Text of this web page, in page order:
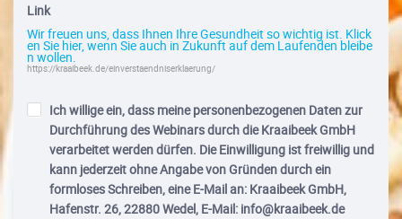
Link
Wir freuen uns, dass Ihnen Ihre Gesundheit so wichtig ist. Klick
en Sie hier, wenn Sie auch in Zukunft auf dem Laufenden bleibe
n wollen.
https://kraaibeek.de/einverstaendniserklaerung/
Ich willige ein, dass meine personenbezogenen Daten zur
Durchführung des Webinars durch die Kraaibeek GmbH
verarbeitet werden dürfen. Die Einwilligung ist freiwillig und
kann jederzeit ohne Angabe von Gründen durch ein
formloses Schreiben, eine E-Mail an: Kraaibeek GmbH,
Hafenstr. 26, 22880 Wedel, E-Mail: info@kraaibeek.de